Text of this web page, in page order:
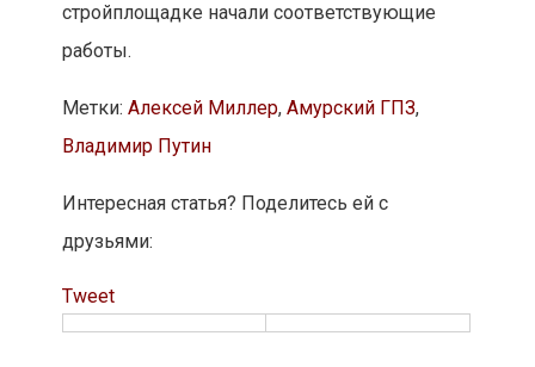
стройплощадке начали соответствующие
работы.
Метки: Алексей Миллер, Амурский ГПЗ,
Владимир Путин
Интересная статья? Поделитесь ей с
друзьями:
Tweet